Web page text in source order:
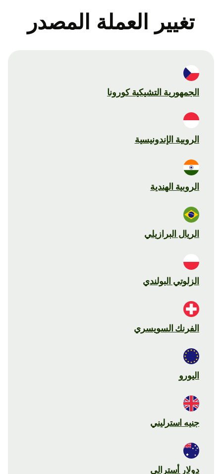
تغيير العملة المصدر
الجمهورية التشيكية كورونا
الروبية الإندونيسية
الروبية الهندية
الريال البرازيلي
الزلوتي البولندي
الفرنك السويسري
اليورو
جنيه استرليني
دولار أسترالي